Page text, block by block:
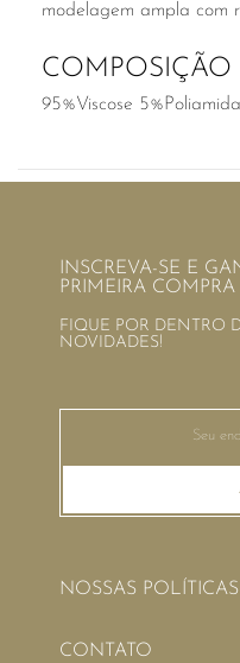
modelagem ampla com
COMPOSIÇÃO
95%Viscose 5%Poliamida
INSCREVA-SE E
PRIMEIRA COMPRA
FIQUE POR DENTRO
NOVIDADES!
NOSSAS POLÍTICAS
CONTATO